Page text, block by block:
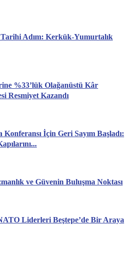
Adım: Kerkük-Yumurtalık
%33’lük Olağanüstü Kâr
Resmiyet Kazandı
İçin Geri Sayım Başladı:
ve Güvenin Buluşma Noktası
Liderleri Beştepe’de Bir Araya